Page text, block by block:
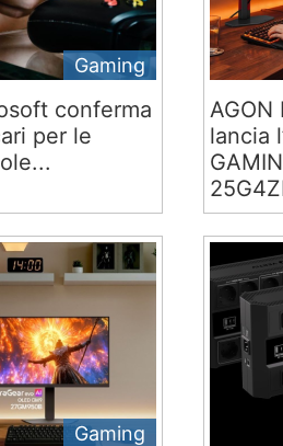
Gaming
conferma
per le
AGON
lancia
Gaming